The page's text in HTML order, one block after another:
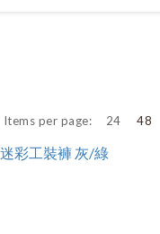
Items per page: 24 48